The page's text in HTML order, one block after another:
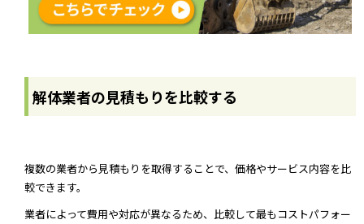
解体業者の見積もりを比較する
複数の業者から見積もりを取得することで、価格やサービス内容を比
較できます。
業者によって費用や対応が異なるため、比較して最もコストパフォー